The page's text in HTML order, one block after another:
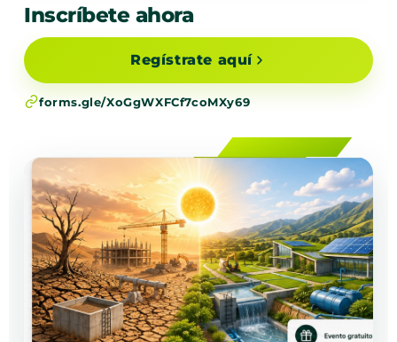
Inscríbete ahora
Regístrate aquí
forms.gle/XoGgWXFCf7coMXy69